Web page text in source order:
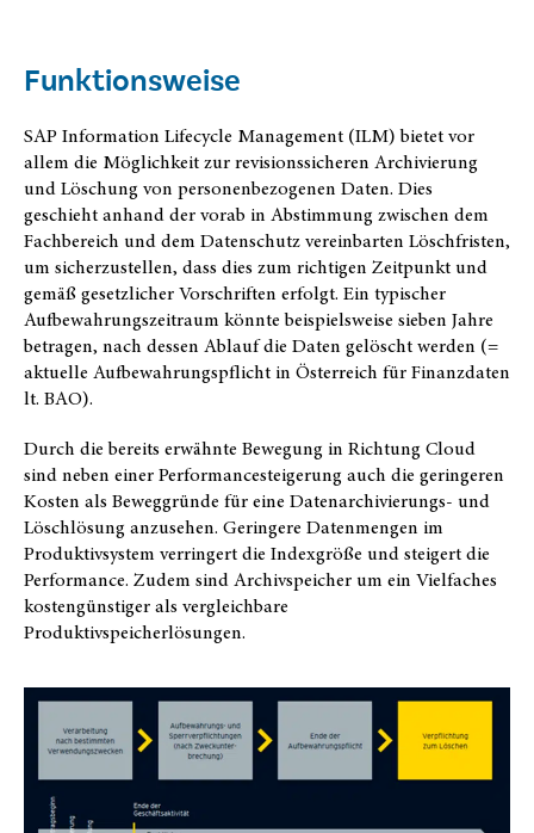
Funktionsweise
SAP Information Lifecycle Management (ILM) bietet vor
allem die Möglichkeit zur revisionssicheren Archivierung
und Löschung von personenbezogenen Daten. Dies
geschieht anhand der vorab in Abstimmung zwischen dem
Fachbereich und dem Datenschutz vereinbarten Löschfristen,
um sicherzustellen, dass dies zum richtigen Zeitpunkt und
gemäß gesetzlicher Vorschriften erfolgt. Ein typischer
Aufbewahrungszeitraum könnte beispielsweise sieben Jahre
betragen, nach dessen Ablauf die Daten gelöscht werden (=
aktuelle Aufbewahrungspflicht in Österreich für Finanzdaten
lt. BAO).
Durch die bereits erwähnte Bewegung in Richtung Cloud
sind neben einer Performancesteigerung auch die geringeren
Kosten als Beweggründe für eine Datenarchivierungs- und
Löschlösung anzusehen. Geringere Datenmengen im
Produktivsystem verringert die Indexgröße und steigert die
Performance. Zudem sind Archivspeicher um ein Vielfaches
kostengünstiger als vergleichbare
Produktivspeicherlösungen.